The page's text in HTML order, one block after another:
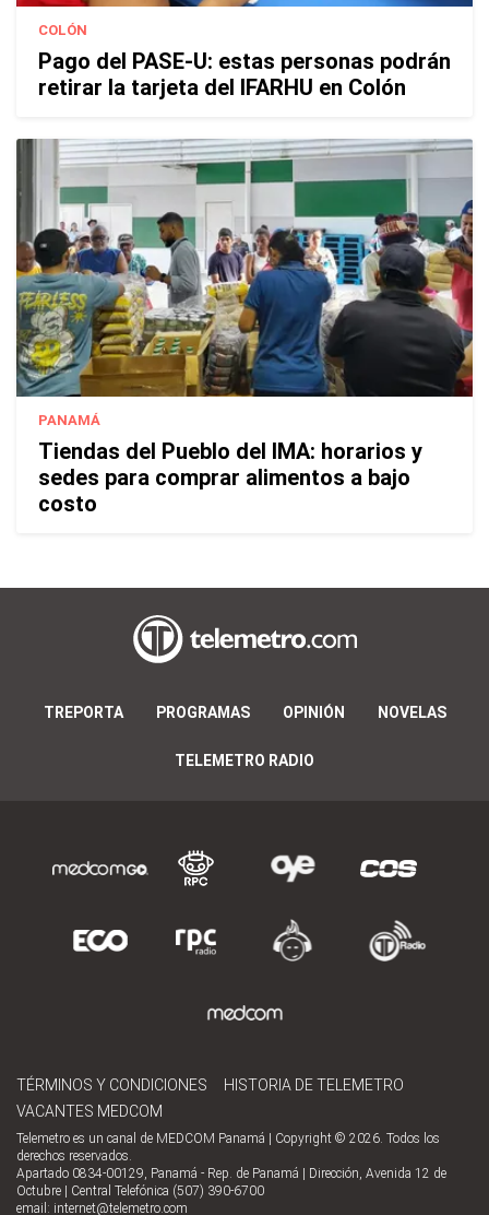
COLÓN
Pago del PASE-U: estas personas podrán
retirar la tarjeta del IFARHU en Colón
PANAMÁ
Tiendas del Pueblo del IMA: horarios y
sedes para comprar alimentos a bajo
costo
TREPORTA PROGRAMAS OPINIÓN NOVELAS
TELEMETRO RADIO
TÉRMINOS Y CONDICIONES
HISTORIA DE TELEMETRO
VACANTES MEDCOM
Telemetro es un canal de MEDCOM Panamá | Copyright © 2026. Todos los
derechos reservados.
Apartado 0834-00129, Panamá - Rep. de Panamá | Dirección, Avenida 12 de
Octubre | Central Telefónica (507) 390-6700
email: internet@telemetro.com